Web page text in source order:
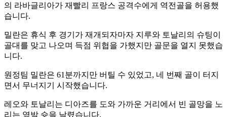
의 라바글리아가 재빨리 프랑스 공격수에게 역전골을 허용했
습니다.
밀란은 휴식 후 경기가 재개되자마자 지루와 토날리의 슈팅이
골대를 맞고 나오며 득점 위협을 가했지만 골문을 열지 못했습
니다.
원정팀 밀란은 61분까지만 버틸 수 있었고, 네 번째 골이 터지
면서 무너지기 시작했습니다.
레오와 토날리는 디아즈를 도와 가까운 거리에서 빈 골망을 노
리는 옆발 슛을 날렸습니다.